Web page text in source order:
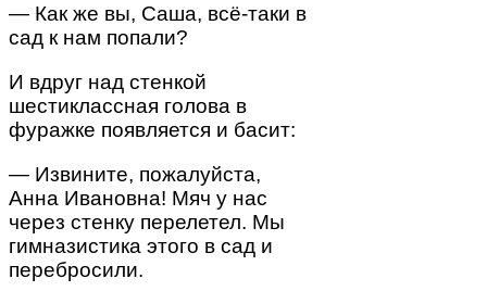
— Как же вы, Саша, всё-таки в
сад к нам попали?
И вдруг над стенкой
шестиклассная голова в
фуражке появляется и басит:
— Извините, пожалуйста,
Анна Ивановна! Мяч у нас
через стенку перелетел. Мы
гимназистика этого в сад и
перебросили.